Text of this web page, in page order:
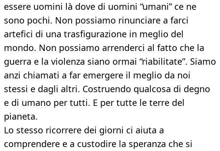
essere uomini là dove di uomini “umani” ce ne
sono pochi. Non possiamo rinunciare a farci
artefici di una trasfigurazione in meglio del
mondo. Non possiamo arrenderci al fatto che la
guerra e la violenza siano ormai “riabilitate”. Siamo
anzi chiamati a far emergere il meglio da noi
stessi e dagli altri. Costruendo qualcosa di degno
e di umano per tutti. E per tutte le terre del
pianeta.
Lo stesso ricorrere dei giorni ci aiuta a
comprendere e a custodire la speranza che si